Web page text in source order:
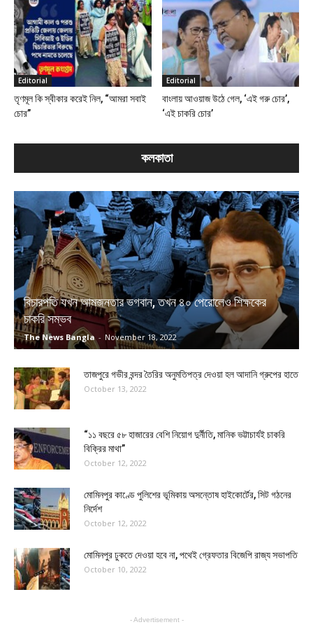
Editorial
তৃণমূল কি স্বীকার করেই নিল, “আমরা সবাই
চোর”
Editorial
বাংলায় আওয়াজ উঠে গেল, ‘এই গরু চোর’,
‘এই চাকরি চোর’
কলকাতা
বিচারপতি যখন আমজনতার ভগবান, তখন ৪০ পেরোলেও শিক্ষকের
চাকরি সম্ভব
The News Bangla - November 18, 2022
তাজপুরে গভীর বন্দর তৈরির অনুমতিপত্র দেওয়া হল আদানি গ্রুপের হাতে
October 13, 2022
“১১ বছরে ৫৮ হাজারের বেশি নিয়োগ দুর্নীতি, মানিক ভট্টাচার্যই চাকরি
বিক্রির মাথা”
October 12, 2022
মোমিনপুর কাণ্ডে পুলিশের ভূমিকায় অসন্তোষ হাইকোর্টের, সিট গঠনের
নির্দেশ
October 12, 2022
মোমিনপুর ঢুকতে দেওয়া হবে না, পথেই গ্রেফতার বিজেপি রাজ্য সভাপতি
October 10, 2022
- Advertisement -